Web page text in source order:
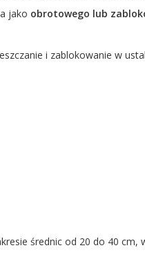
jako obrotowego lub
i zablokowanie w
średnic od 20 do 40 cm,